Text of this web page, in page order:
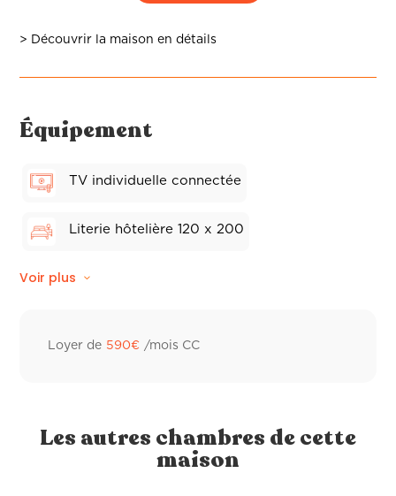
> Découvrir la maison en détails
Équipement
TV individuelle connectée
Literie hôtelière 120 x 200
Sèche-cheveux
Voir plus
Loyer de 590€ /mois CC
Les autres chambres de cette
maison